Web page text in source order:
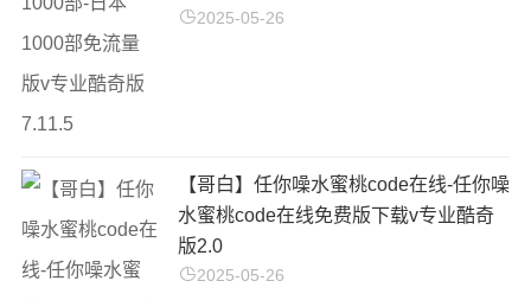
2025-05-26
【哥白】任你噪水蜜桃code在线-任你噪
水蜜桃code在线免费版下载v专业酷奇
版2.0
2025-05-26